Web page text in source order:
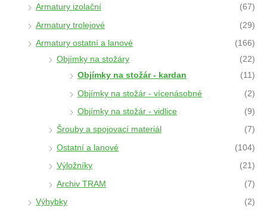
Armatury izolační
(67)
Armatury trolejové (29)
Armatury ostatní a lanové
(166)
Objímky na stožáry
(22)
Objímky na stožár - kardan
(11)
Objímky na stožár - vícenásobné (2)
Objímky na stožár - vidlice (9)
Šrouby a spojovací materiál (7)
Ostatní a lanové (104)
Výložníky (21)
Archiv TRAM (7)
Výhybky (2)